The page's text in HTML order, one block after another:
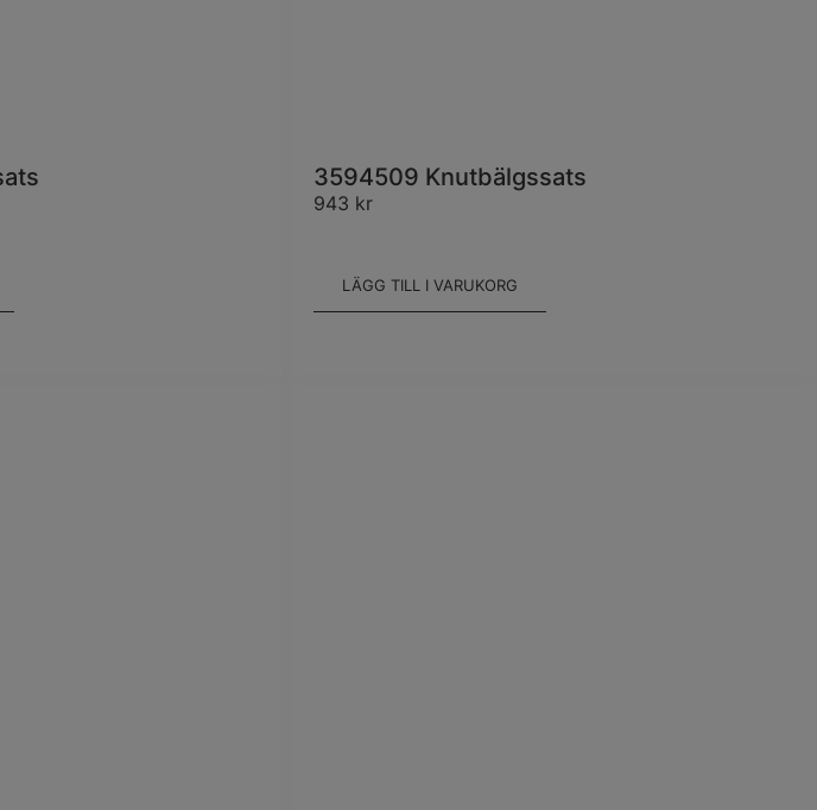
3594509 Knutbälgssats
943 kr
LÄGG TILL I VARUKORG